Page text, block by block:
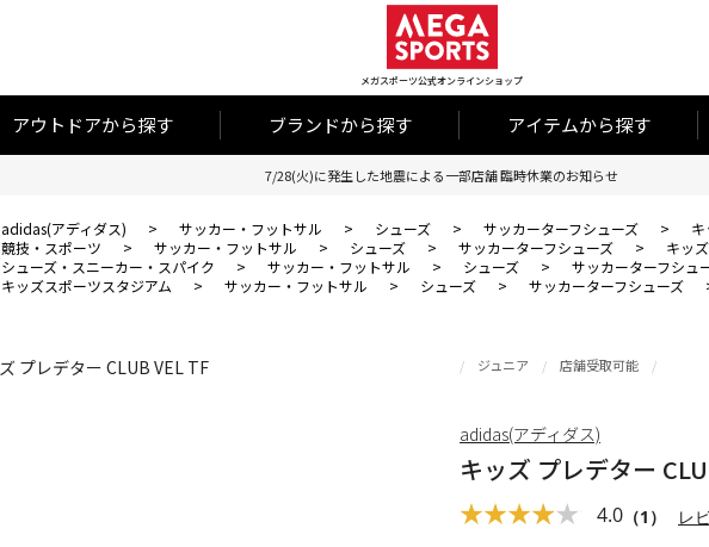
メガスポーツ公式オンラインショップ
アウトドアから探す ブランドから探す アイテムから探す
7/28(火)に発生した地震による一部店舗 臨時休業のお知らせ
adidas(アディダス) > サッカー・フットサル > シューズ > サッカーターフシューズ >
競技・スポーツ > サッカー・フットサル > シューズ > サッカーターフシューズ >
キッ
シューズ・スニーカー・スパイク > サッカー・フットサル > シューズ > サッカーターフシュ
キッズスポーツスタジアム > サッカー・フットサル > シューズ > サッカーターフシューズ
ジュニア 店舗受取可能
キッズ プレデター
4.0 （1） レ
adidas(アディダス)